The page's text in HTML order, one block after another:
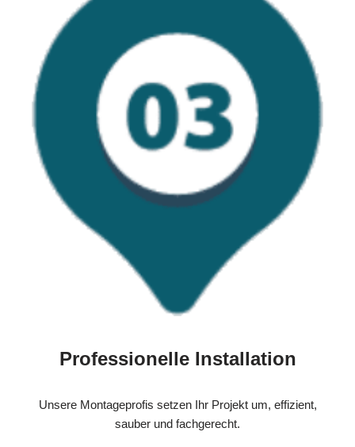
Professionelle Installation
Unsere Montageprofis setzen Ihr Projekt um, effizient,
sauber und fachgerecht.